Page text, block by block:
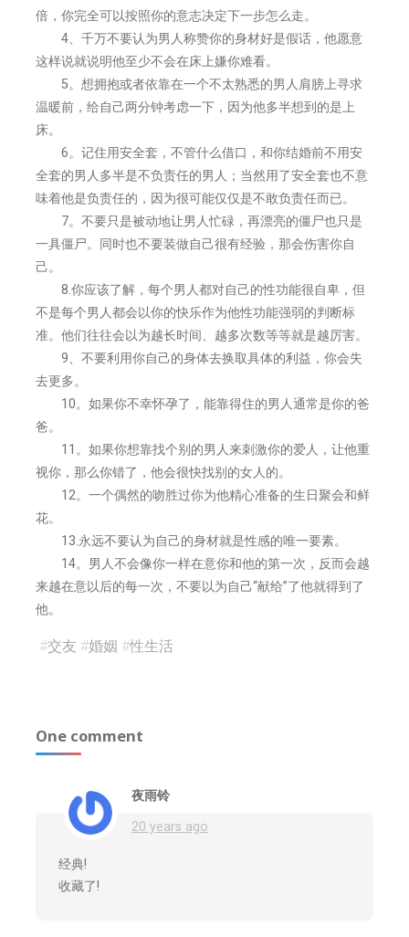
倍，你完全可以按照你的意志决定下一步怎么走。
4、千万不要认为男人称赞你的身材好是假话，他愿意
这样说就说明他至少不会在床上嫌你难看。
5。想拥抱或者依靠在一个不太熟悉的男人肩膀上寻求
温暖前，给自己两分钟考虑一下，因为他多半想到的是上
床。
6。记住用安全套，不管什么借口，和你结婚前不用安
全套的男人多半是不负责任的男人；当然用了安全套也不意
味着他是负责任的，因为很可能仅仅是不敢负责任而已。
7。不要只是被动地让男人忙碌，再漂亮的僵尸也只是
一具僵尸。同时也不要装做自己很有经验，那会伤害你自
己。
8.你应该了解，每个男人都对自己的性功能很自卑，但
不是每个男人都会以你的快乐作为他性功能强弱的判断标
准。他们往往会以为越长时间、越多次数等等就是越厉害。
9、不要利用你自己的身体去换取具体的利益，你会失
去更多。
10。如果你不幸怀孕了，能靠得住的男人通常是你的爸
爸。
11。如果你想靠找个别的男人来刺激你的爱人，让他重
视你，那么你错了，他会很快找别的女人的。
12。一个偶然的吻胜过你为他精心准备的生日聚会和鲜
花。
13.永远不要认为自己的身材就是性感的唯一要素。
14。男人不会像你一样在意你和他的第一次，反而会越
来越在意以后的每一次，不要以为自己“献给”了他就得到了
他。
#交友 #婚姻 #性生活
One comment
夜雨铃
20 years ago
经典!
收藏了!